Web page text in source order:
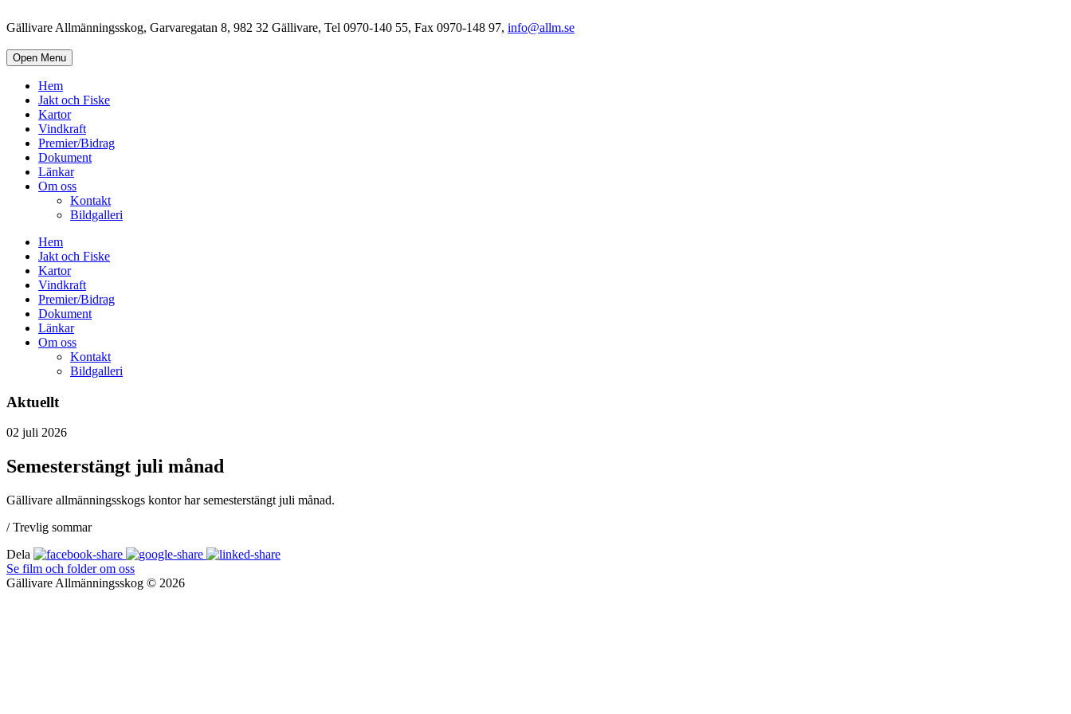
Gällivare Allmänningsskog, Garvaregatan 8, 982 32 Gällivare, Tel 0970-140 55, Fax 0970-148 97, info@allm.se
Open Menu
Hem
Jakt och Fiske
Kartor
Vindkraft
Premier/Bidrag
Dokument
Länkar
Om oss
Kontakt
Bildgalleri
Hem
Jakt och Fiske
Kartor
Vindkraft
Premier/Bidrag
Dokument
Länkar
Om oss
Kontakt
Bildgalleri
Aktuellt
02 juli 2026
Semesterstängt juli månad
Gällivare allmänningsskogs kontor har semesterstängt juli månad.
/ Trevlig sommar
Dela
Se film och folder om oss
Gällivare Allmänningsskog © 2026